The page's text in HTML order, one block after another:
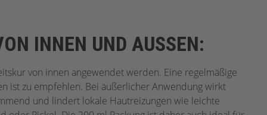
INNEN UND AUSSEN:
von innen angewendet werden. Eine regelmäßige
ist zu empfehlen. Bei äußerlicher Anwendung wirkt
und lindert lokale Hautreizungen wie leichte